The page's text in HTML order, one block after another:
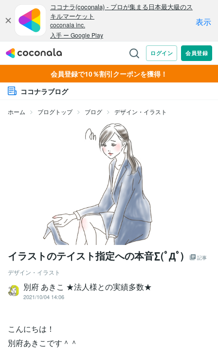
会員登録で10％割引クーポンを獲得！
ココナラブログ
ホーム ブログトップ ブログ デザイン・イラスト
イラストのテイスト指定への本音∑(ﾟДﾟ) 記事
デザイン・イラスト
別府 あきこ ★法人様との実績多数★
2021/10/04 14:06
こんにちは！
別府あきこです＾＾